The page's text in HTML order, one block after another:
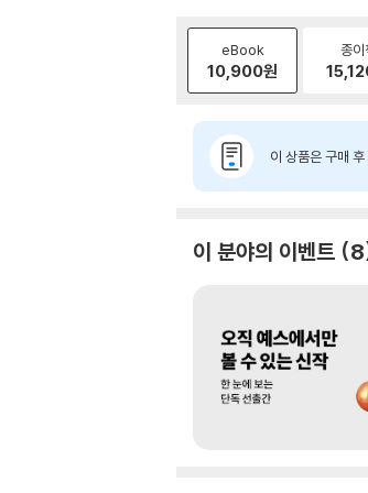
eBook
10,900원
종이
이 상품은 구매
이 분야의 이벤트 8